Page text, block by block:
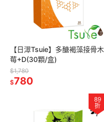
【日濢Tsuie】多醣褐藻接骨木
莓+D(30顆/盒)
$1,780
$780
89
折